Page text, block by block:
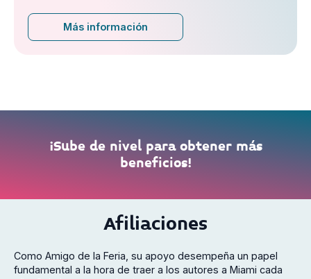
Más información
¡Sube de nivel para obtener más
beneficios!
Afiliaciones
Como Amigo de la Feria, su apoyo desempeña un papel
fundamental a la hora de traer a los autores a Miami cada